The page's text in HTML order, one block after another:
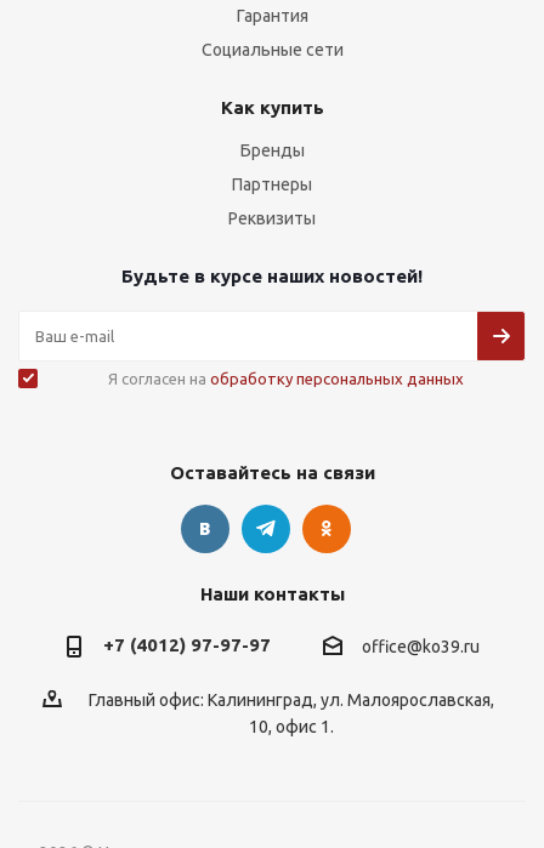
Гарантия
Социальные сети
Как купить
Бренды
Партнеры
Реквизиты
Будьте в курсе наших новостей!
Я согласен на обработку персональных данных
Оставайтесь на связи
Наши контакты
+7 (4012) 97-97-97 office@ko39.ru
Главный офис: Калининград, ул. Малоярославская,
10, офис 1.